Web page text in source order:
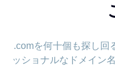
.comを何十個も探し回
ッショナルなドメイン